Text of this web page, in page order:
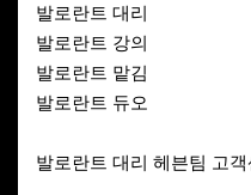
발로란트 대리
발로란트 강의
발로란트 맡김
발로란트 듀오
발로란트 대리 헤븐팀 고객